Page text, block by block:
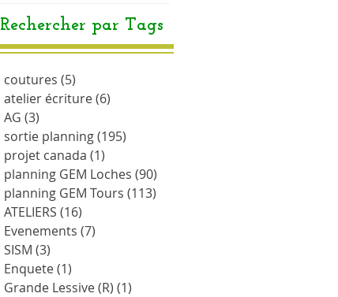
Rechercher par Tags
coutures (5)
atelier écriture(6)
AG (3)
sortie planning(195)
projet canada (1)
planning GEM Loches (90)
planning GEM Tours (113)
ATELIERS (16)
Evenements (7)
SISM (3)
Enquete(1)
Grande Lessive (R) (1)